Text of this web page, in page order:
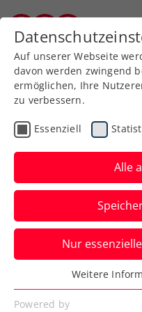
News filtern
Auf unserer Webseite
davon werden zwingend
ermöglichen, Ihre
zu verbessern.
Essenziell
Alle
Nur
Essenziell
Essenzielle Cookies
Weitere
Powered by